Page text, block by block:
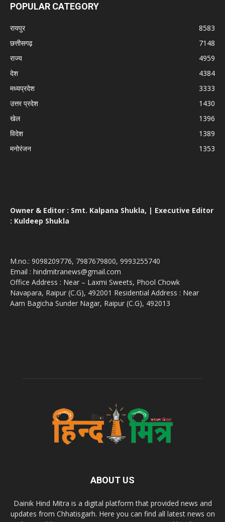
POPULAR CATEGORY
रायपुर
8583
छत्तीसगढ़
7148
राज्य
4959
देश
4384
मध्यप्रदेश
3333
उत्तर प्रदेश
1430
खेल
1396
विदेश
1389
मनोरंजन
1353
Owner & Editor : Smt. Kalpana Shukla, | Executive Editor
: Kuldeep Shukla
M.no.: 9098209776, 7987679800, 9993255740
Email : hindmitranews@gmail.com
Office Address : Near – Laxmi Sweets, Phool Chowk
Navapara, Raipur (C.G), 492001 Residential Address : Near
Aam Bagicha Sunder Nagar, Raipur (C.G), 492013
ABOUT US
Dainik Hind Mitra is a digital platform that provided news and
updates from Chhatisgarh. Here you can find all latest news on